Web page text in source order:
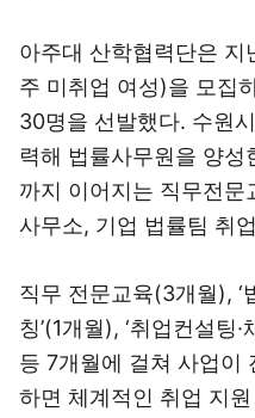
아주대 산학협력단은
주 미취업 여성)을 모집
30명을 선발했다. 수원
력해 법률사무원을 양
까지 이어지는 직무전문
사무소, 기업 법률팀 취
직무 전문교육(3개월), ‘
칭’(1개월), ‘취업컨설팅
등 7개월에 걸쳐 사업이
하면 체계적인 취업 지